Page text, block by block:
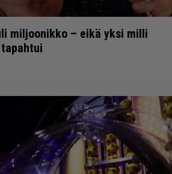
miljoonikko – eikä yksi milli